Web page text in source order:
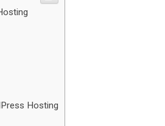
Hosting